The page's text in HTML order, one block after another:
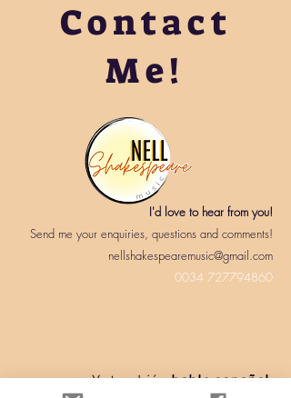
Contact
Me!
I'd love to hear from you!
Send me your enquiries, questions and comments!
nellshakespearemusic@gmail.com
0034 727794860
Yo tambiénhablo español.